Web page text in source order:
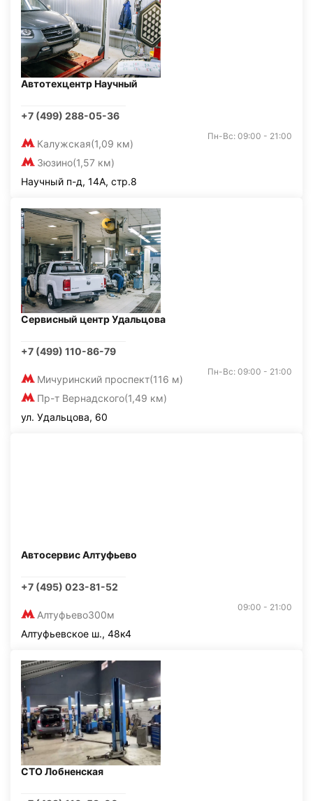
Автотехцентр Научный
+7 (499) 288-05-36
Калужская(1,09 км)
Зюзино(1,57 км)
Пн-Вс: 09:00 - 21:00
Научный п-д, 14А, стр.8
Сервисный центр Удальцова
+7 (499) 110-86-79
Мичуринский проспект(116 м)
Пр-т Вернадского(1,49 км)
Пн-Вс: 09:00 - 21:00
ул. Удальцова, 60
Автосервис Алтуфьево
+7 (495) 023-81-52
Алтуфьево300м
09:00 - 21:00
Алтуфьевское ш., 48к4
СТО Лобненская